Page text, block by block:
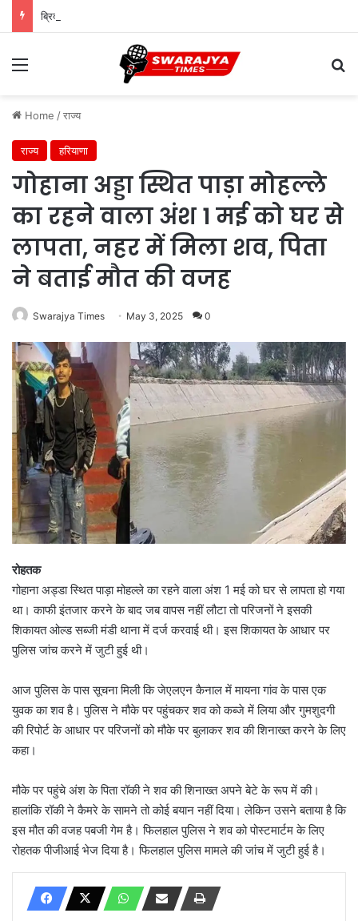
Menu
Home /राज्य
राज्य हरियाणा
गोहाना अड्डा स्थित पाड़ा मोहल्ले
का रहने वाला अंश 1 मई को घर से
लापता, नहर में मिला शव, पिता
ने बताई मौत की वजह
Swarajya Times May 3, 2025 0
रोहतक
गोहाना अड्डा स्थित पाड़ा मोहल्ले का रहने वाला अंश 1 मई को घर से लापता हो गया
था। काफी इंतजार करने के बाद जब वापस नहीं लौटा तो परिजनों ने इसकी
शिकायत ओल्ड सब्जी मंडी थाना में दर्ज करवाई थी। इस शिकायत के आधार पर
पुलिस जांच करने में जुटी हुई थी।
आज पुलिस के पास सूचना मिली कि जेएलएन कैनाल में मायना गांव के पास एक
युवक का शव है। पुलिस ने मौके पर पहुंचकर शव को कब्जे में लिया और गुमशुदगी
की रिपोर्ट के आधार पर परिजनों को मौके पर बुलाकर शव की शिनाख्त करने के लिए
कहा।
मौके पर पहुंचे अंश के पिता रॉकी ने शव की शिनाख्त अपने बेटे के रूप में की।
हालांकि रॉकी ने कैमरे के सामने तो कोई बयान नहीं दिया। लेकिन उसने बताया है कि
इस मौत की वजह पबजी गेम है। फिलहाल पुलिस ने शव को पोस्टमार्टम के लिए
रोहतक पीजीआई भेज दिया है। फिलहाल पुलिस मामले की जांच में जुटी हुई है।